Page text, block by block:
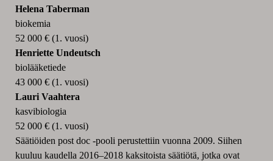
Helena Taberman
biokemia
52 000 € (1. vuosi)
Henriette Undeutsch
biolääketiede
43 000 € (1. vuosi)
Lauri Vaahtera
kasvibiologia
52 000 € (1. vuosi)
Säätiöiden post doc -pooli perustettiin vuonna 2009. Siihen
kuuluu kaudella 2016–2018 kaksitoista säätiötä, jotka ovat